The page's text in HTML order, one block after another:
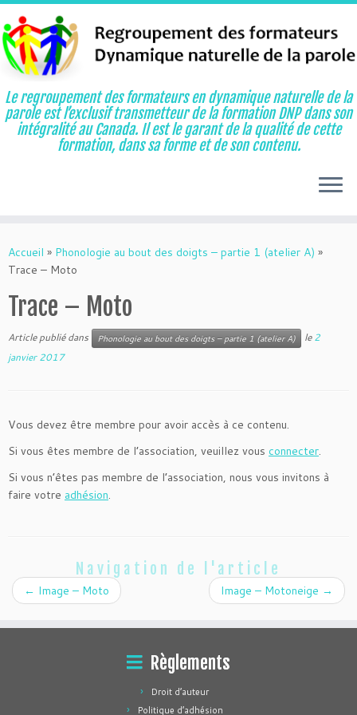
au
contenu
Le regroupement des formateurs en dynamique naturelle de la
parole est l’exclusif transmetteur de la formation DNP dans son
intégralité au Canada. Il est le garant de la qualité de cette
formation, dans sa forme et de son contenu.
Accueil » Phonologie au bout des doigts – partie 1 (atelier A) »
Trace – Moto
Trace – Moto
Article publié dans Phonologie au bout des doigts – partie 1 (atelier A) le2
janvier 2017
Vous devez être membre pour avoir accès à ce contenu.
Si vous êtes membre de l’association, veuillez vous connecter.
Si vous n’êtes pas membre de l’association, nous vous invitons à
faire votre adhésion.
Navigation de l'article
← Image – Moto Image – Motoneige →
Règlements
Droit d’auteur
Politique d’adhésion